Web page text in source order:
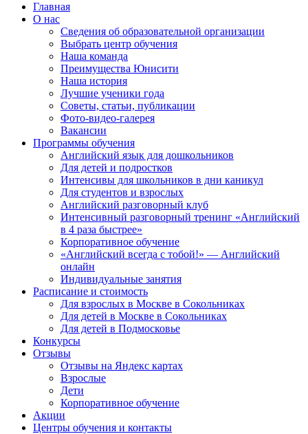
Главная
О нас
Сведения об образовательной организации
Выбрать центр обучения
Наша команда
Преимущества Юнисити
Наша история
Лучшие ученики года
Советы, статьи, публикации
Фото-видео-галерея
Вакансии
Программы обучения
Английский язык для дошкольников
Для детей и подростков
Интенсивы для школьников в дни каникул
Для студентов и взрослых
Английский разговорный клуб
Интенсивный разговорный тренинг «Английский
в 4 раза быстрее»
Корпоративное обучение
«Английский всегда с тобой!» — Английский
онлайн
Индивидуальные занятия
Расписание и стоимость
Для взрослых в Москве в Сокольниках
Для детей в Москве в Сокольниках
Для детей в Подмосковье
Конкурсы
Отзывы
Отзывы на Яндекс картах
Взрослые
Дети
Корпоративное обучение
Акции
Центры обучения и контакты